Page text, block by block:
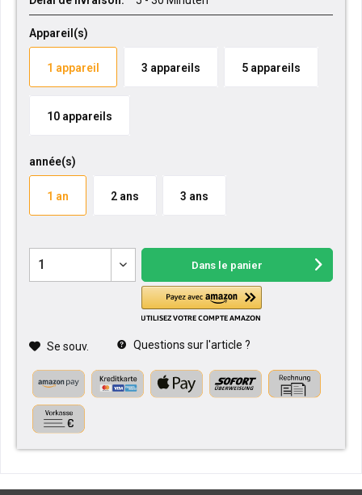
Appareil(s)
1 appareil 3 appareils 5 appareils
10 appareils
année(s)
1 an 2 ans 3 ans
Dans le panier
Se souv. Questions sur l'article ?